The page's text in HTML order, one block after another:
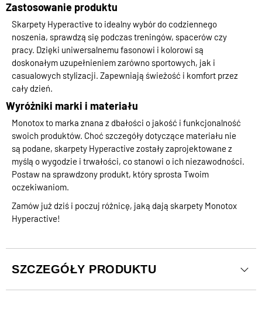
Zastosowanie produktu
Skarpety Hyperactive to idealny wybór do codziennego
noszenia, sprawdzą się podczas treningów, spacerów czy
pracy. Dzięki uniwersalnemu fasonowi i kolorowi są
doskonałym uzupełnieniem zarówno sportowych, jak i
casualowych stylizacji. Zapewniają świeżość i komfort przez
cały dzień.
Wyróżniki marki i materiału
Monotox to marka znana z dbałości o jakość i funkcjonalność
swoich produktów. Choć szczegóły dotyczące materiału nie
są podane, skarpety Hyperactive zostały zaprojektowane z
myślą o wygodzie i trwałości, co stanowi o ich niezawodności.
Postaw na sprawdzony produkt, który sprosta Twoim
oczekiwaniom.
Zamów już dziś i poczuj różnicę, jaką dają skarpety Monotox
Hyperactive!
SZCZEGÓŁY PRODUKTU